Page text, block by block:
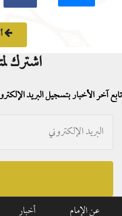
اشترك
تابع آخر الأخبار بتسجيل البريد
عن الإمام أخبار